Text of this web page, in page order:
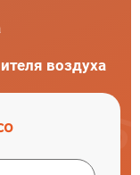
воздуха